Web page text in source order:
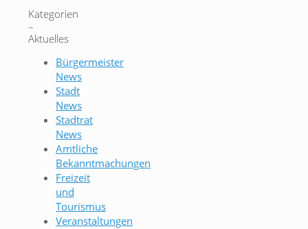
Kategorien
–
Aktuelles
Bürgermeister
News
Stadt
News
Stadtrat
News
Amtliche
Bekanntmachungen
Freizeit
und
Tourismus
Veranstaltungen